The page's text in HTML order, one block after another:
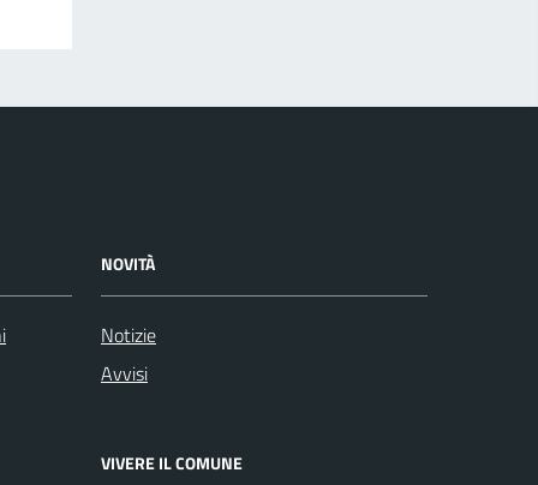
NOVITÀ
Notizie
Avvisi
VIVERE IL COMUNE